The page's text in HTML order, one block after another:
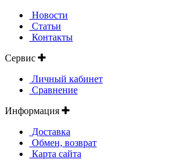
Новости
Статьи
Контакты
Сервис
Личный кабинет
Сравнение
Информация
Доставка
Обмен, возврат
Карта сайта